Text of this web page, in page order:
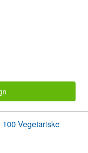
100 Vegetariske